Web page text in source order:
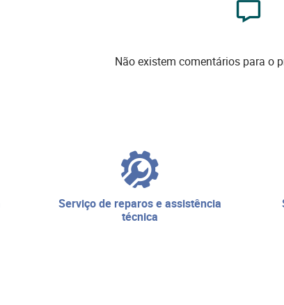
Não existem comentários para o
serviço de reparos e assistência
técnica
sem